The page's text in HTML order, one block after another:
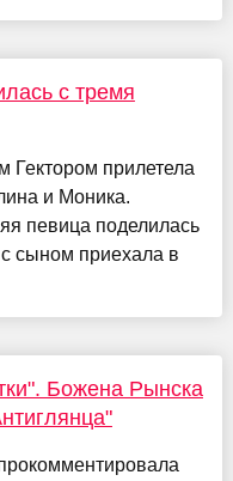
с тремя
Гектором прилетела
и Моника.
певица поделилась
сыном приехала в
Божена Рынска